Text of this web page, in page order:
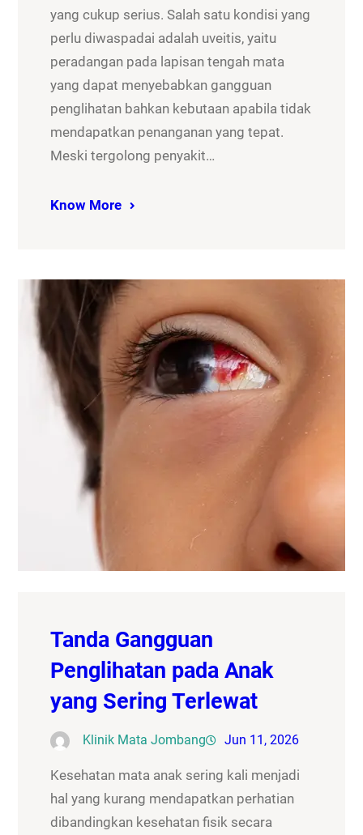
yang cukup serius. Salah satu kondisi yang
perlu diwaspadai adalah uveitis, yaitu
peradangan pada lapisan tengah mata
yang dapat menyebabkan gangguan
penglihatan bahkan kebutaan apabila tidak
mendapatkan penanganan yang tepat.
Meski tergolong penyakit…
Know More
Tanda Gangguan
Penglihatan pada Anak
yang Sering Terlewat
Klinik Mata Jombang Jun 11, 2026
Kesehatan mata anak sering kali menjadi
hal yang kurang mendapatkan perhatian
dibandingkan kesehatan fisik secara